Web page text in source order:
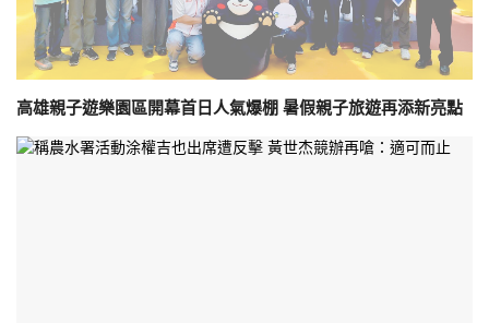
高雄親子遊樂園區開幕首日人氣爆棚 暑假親子旅遊再添新亮點